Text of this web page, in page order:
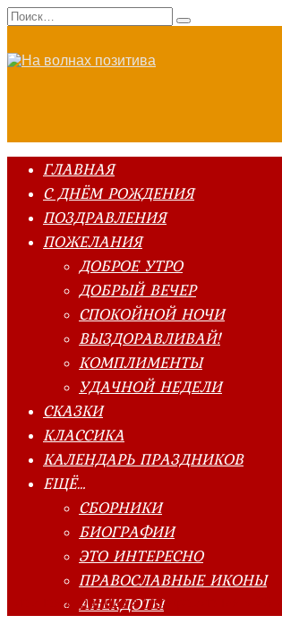
Перейти
к
Search
for:
ГЛАВНАЯ
С ДНЁМ РОЖДЕНИЯ
ПОЗДРАВЛЕНИЯ
ПОЖЕЛАНИЯ
ДОБРОЕ УТРО
ДОБРЫЙ ВЕЧЕР
СПОКОЙНОЙ НОЧИ
ВЫЗДОРАВЛИВАЙ!
КОМПЛИМЕНТЫ
УДАЧНОЙ НЕДЕЛИ
СКАЗКИ
КЛАССИКА
КАЛЕНДАРЬ ПРАЗДНИКОВ
ЕЩЁ…
СБОРНИКИ
БИОГРАФИИ
ЭТО ИНТЕРЕСНО
ПРАВОСЛАВНЫЕ ИКОНЫ
АНЕКДОТЫ
Главная страница»Поздравления